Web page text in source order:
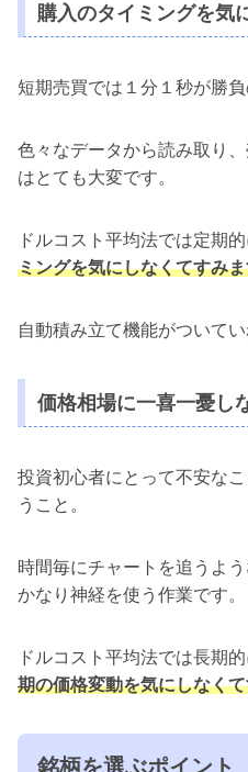
購入のタイミングを気
短期売買では１分１秒が勝負
色々なデータから読み取り
はとても大変です。
ドルコスト平均法では定期
ミングを気にしなくてすみ
自動積み立て機能がついて
価格相場に一喜一憂し
投資初心者にとって不安な
うこと。
時間毎にチャートを追うよ
かなり神経を使う作業です。
ドルコスト平均法では長期
期の価格変動を気にしなく
銘柄を選ぶポイント